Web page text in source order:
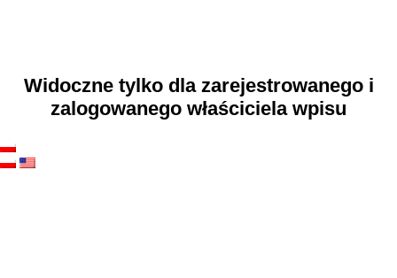
Widoczne tylko dla zarejestrowanego i
zalogowanego właściciela wpisu